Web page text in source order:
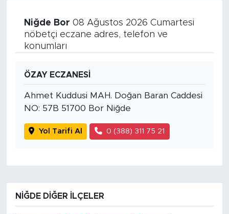
Niğde Bor 08 Ağustos 2026 Cumartesi
nöbetçi eczane adres, telefon ve
konumları
ÖZAY ECZANESİ
Ahmet Kuddusi MAH. Doğan Baran Caddesi
NO: 57B 51700 Bor Niğde
Yol Tarifi Al 0 (388) 311 75 21
NIĞDE DIĞER İLÇELER